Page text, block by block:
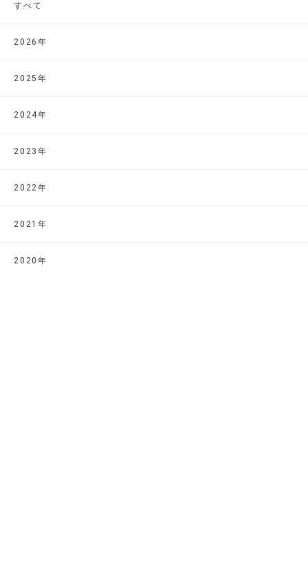
すべて
2026年
2025年
2024年
2023年
2022年
2021年
2020年